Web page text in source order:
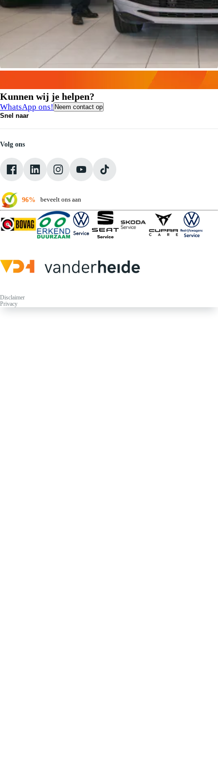
Kunnen wij je helpen?
WhatsApp ons! Neem contact op
Snel naar
Medewerkers
Onze servicebeloften
Pechhulp
Klantbeoordelingen
Verkoopvoorwaarden
Volg ons
96% beveelt ons aan
Disclaimer
Privacy